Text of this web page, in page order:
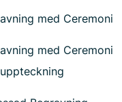
med Ceremoni
med Ceremoni